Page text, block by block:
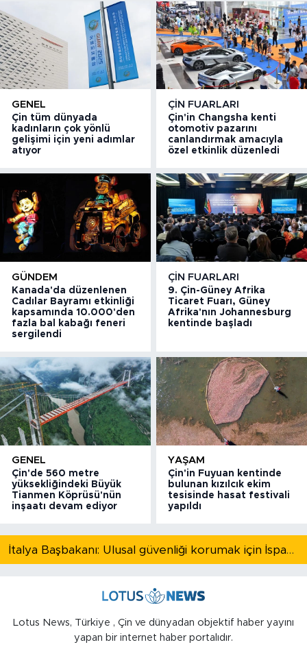
GENEL
Çin tüm dünyada
kadınların çok yönlü
gelişimi için yeni adımlar
atıyor
ÇIN FUARLARI
Çin'in Changsha kenti
otomotiv pazarını
canlandırmak amacıyla
özel etkinlik düzenledi
GÜNDEM
Kanada'da düzenlenen
Cadılar Bayramı etkinliği
kapsamında 10.000'den
fazla bal kabağı feneri
sergilendi
ÇIN FUARLARI
9. Çin-Güney Afrika
Ticaret Fuarı, Güney
Afrika'nın Johannesburg
kentinde başladı
GENEL
Çin'de 560 metre
yüksekliğindeki Büyük
Tianmen Köprüsü'nün
inşaatı devam ediyor
YAŞAM
Çin'in Fuyuan kentinde
bulunan kızılcık ekim
tesisinde hasat festivali
yapıldı
İtalya Başbakanı: Ulusal güvenliği korumak için İspanya ile Schengen kapsamındaki serbest dolaşımı askıya alıyoruz
Lotus News, Türkiye , Çin ve dünyadan objektif haber yayını
yapan bir internet haber portalıdır.